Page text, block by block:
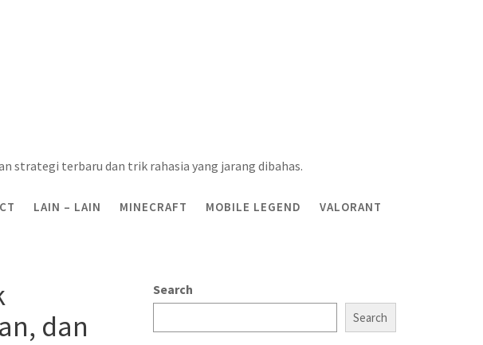
strategi terbaru dan trik rahasia yang jarang dibahas.
LAIN – LAIN MINECRAFT MOBILE LEGEND VALORANT
dan
Search
Search